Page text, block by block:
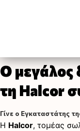
Ο μεγάλος
τη Halcor
Γίνε ο Εγκαταστάτης
Η Halcor, τομέας